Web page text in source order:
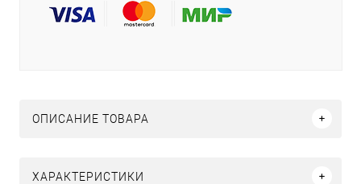
ОПИСАНИЕ ТОВАРА
ХАРАКТЕРИСТИКИ